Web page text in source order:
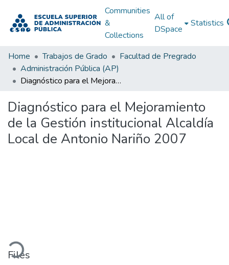
Communities
&
Collections
All of
DSpace
Statistics
Home Trabajos de Grado
Facultad de Pregrado
Administración Pública (AP)
Diagnóstico para el Mejoramiento de la Gestión institucional Alcaldía Local de Antonio Nariño 2007
Diagnóstico para el Mejoramiento
de la Gestión institucional Alcaldía
Local de Antonio Nariño 2007
Files